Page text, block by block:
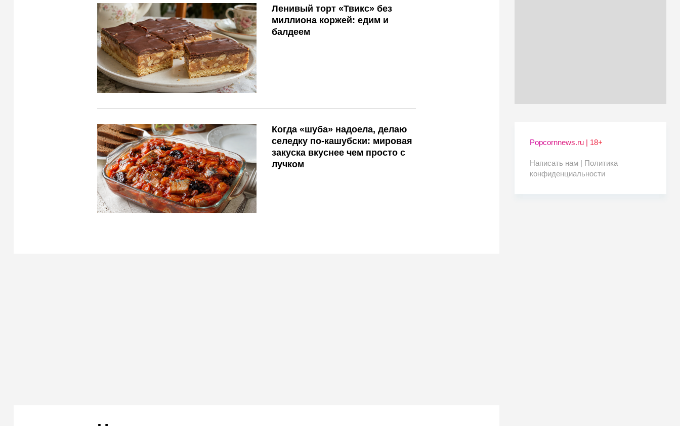
Ленивый торт «Твикс» без
миллиона коржей: едим и
балдеем
Когда «шуба» надоела, делаю
селедку по-кашубски: мировая
закуска вкуснее чем просто с
лучком
Popcornnews.ru | 18+
Написать нам | Политика
конфиденциальности